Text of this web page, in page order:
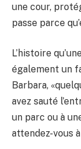
une cour,
passe parce
L’histoire
également un
Barbara,
avez sauté
un parc ou à
attendez-vous